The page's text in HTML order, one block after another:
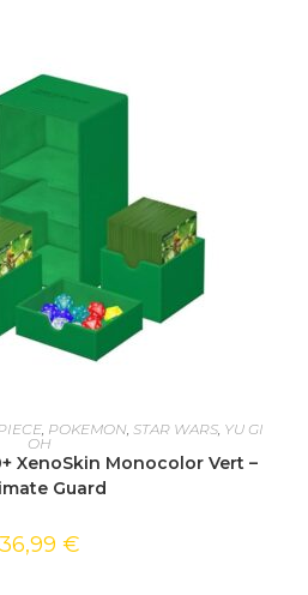
AU PANIER
, POKEMON, STAR WARS, YU GI
OH
XenoSkin Monocolor Vert –
Guard
36,99 €